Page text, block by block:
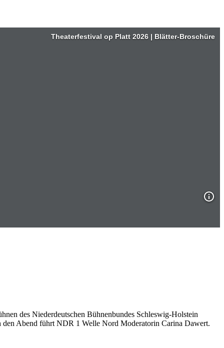
des Niederdeutschen Bühnenbundes Schleswig-Holstein
den Abend führt NDR 1 Welle Nord Moderatorin Carina Dawert.